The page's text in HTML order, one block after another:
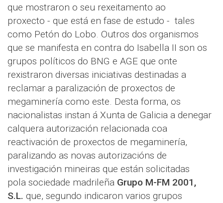
que mostraron o seu rexeitamento ao
proxecto - que está en fase de estudo - tales
como Petón do Lobo. Outros dos organismos
que se manifesta en contra do Isabella II son os
grupos políticos do BNG e AGE que onte
rexistraron diversas iniciativas destinadas a
reclamar a paralización de proxectos de
megaminería como este. Desta forma, os
nacionalistas instan á Xunta de Galicia a denegar
calquera autorización relacionada coa
reactivación de proxectos de megaminería,
paralizando as novas autorizacións de
investigación mineiras que están solicitadas
pola sociedade madrileña Grupo M-FM 2001,
S.L. que, segundo indicaron varios grupos